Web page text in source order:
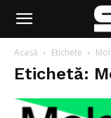
Acasă Etichete
Etichetă: